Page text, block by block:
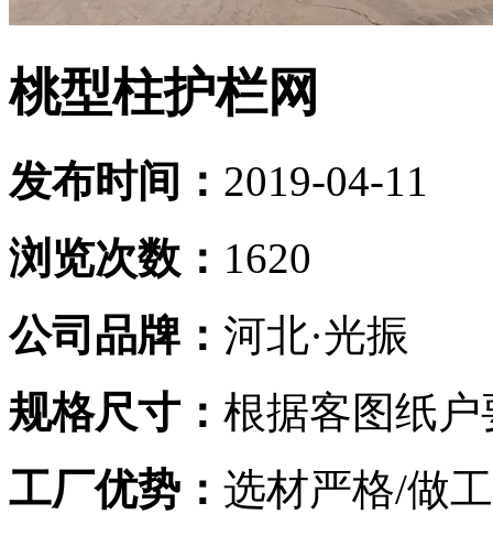
桃型柱护栏网
发布时间： 2019-04-11
浏览次数： 1620
公司品牌： 河北·光振
规格尺寸： 根据客图纸
工厂优势： 选材严格/做